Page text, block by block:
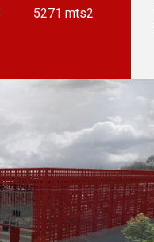
5271 mts2